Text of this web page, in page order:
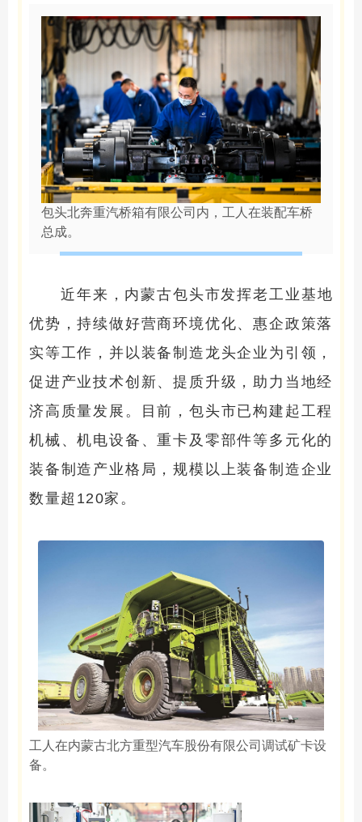
包头北奔重汽桥箱有限公司内，工人在装配车桥
总成。
近年来，内蒙古包头市发挥老工业基地
优势，持续做好营商环境优化、惠企政策落
实等工作，并以装备制造龙头企业为引领，
促进产业技术创新、提质升级，助力当地经
济高质量发展。目前，包头市已构建起工程
机械、机电设备、重卡及零部件等多元化的
装备制造产业格局，规模以上装备制造企业
数量超120家。
工人在内蒙古北方重型汽车股份有限公司调试矿卡设
备。